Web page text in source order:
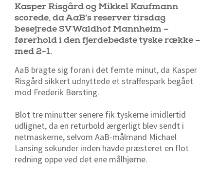
Kasper Risgård og Mikkel Kaufmann
scorede, da AaB’s reserver tirsdag
besejrede SV Waldhof Mannheim –
førerhold i den fjerdebedste tyske række –
med 2-1.
AaB bragte sig foran i det femte minut, da Kasper
Risgård sikkert udnyttede et straffespark begået
mod Frederik Børsting.
Blot tre minutter senere fik tyskerne imidlertid
udlignet, da en returbold ærgerligt blev sendt i
netmaskerne, selvom AaB-målmand Michael
Lansing sekunder inden havde præsteret en flot
redning oppe ved det ene målhjørne.